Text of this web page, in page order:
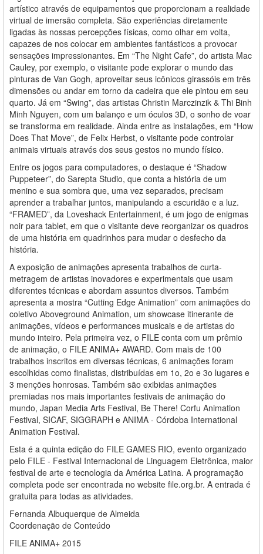
artístico através de equipamentos que proporcionam a realidade
virtual de imersão completa. São experiências diretamente
ligadas às nossas percepções físicas, como olhar em volta,
capazes de nos colocar em ambientes fantásticos a provocar
sensações impressionantes. Em “The Night Cafe”, do artista Mac
Cauley, por exemplo, o visitante pode explorar o mundo das
pinturas de Van Gogh, aproveitar seus icônicos girassóis em três
dimensões ou andar em torno da cadeira que ele pintou em seu
quarto. Já em “Swing”, das artistas Christin Marczinzik & Thi Binh
Minh Nguyen, com um balanço e um óculos 3D, o sonho de voar
se transforma em realidade. Ainda entre as instalações, em “How
Does That Move”, de Felix Herbst, o visitante pode controlar
animais virtuais através dos seus gestos no mundo físico.
Entre os jogos para computadores, o destaque é “Shadow
Puppeteer”, do Sarepta Studio, que conta a história de um
menino e sua sombra que, uma vez separados, precisam
aprender a trabalhar juntos, manipulando a escuridão e a luz.
“FRAMED”, da Loveshack Entertainment, é um jogo de enigmas
noir para tablet, em que o visitante deve reorganizar os quadros
de uma história em quadrinhos para mudar o desfecho da
história.
A exposição de animações apresenta trabalhos de curta­-
metragem de artistas inovadores e experimentais que usam
diferentes técnicas e abordam assuntos diversos. Também
apresenta a mostra “Cutting Edge Animation” com animações do
coletivo Aboveground Animation, um showcase itinerante de
animações, vídeos e performances musicais e de artistas do
mundo inteiro. Pela primeira vez, o FILE conta com um prêmio
de animação, o FILE ANIMA+ AWARD. Com mais de 100
trabalhos inscritos em diversas técnicas, 6 animações foram
escolhidas como finalistas, distribuídas em 1o, 2o e 3o lugares e
3 menções honrosas. Também são exibidas animações
premiadas nos mais importantes festivais de animação do
mundo, Japan Media Arts Festival, Be There! Corfu Animation
Festival, SICAF, SIGGRAPH e ANIMA -­ Córdoba International
Animation Festival.
Esta é a quinta edição do FILE GAMES RIO, evento organizado
pelo FILE -­ Festival Internacional de Linguagem Eletrônica, maior
festival de arte e tecnologia da América Latina. A programação
completa pode ser encontrada no website file.org.br. A entrada é
gratuita para todas as atividades.
Fernanda Albuquerque de Almeida
Coordenação de Conteúdo
FILE ANIMA+ 2015